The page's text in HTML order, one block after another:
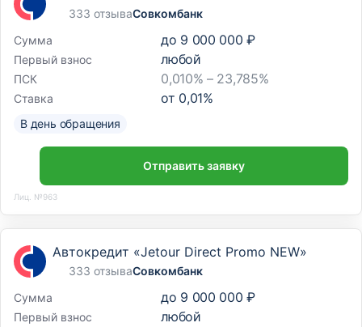
333 отзываСовкомбанк
Сумма
до 9 000 000 ₽
Первый взнос любой
ПСК 0,010% – 23,785%
Ставка от 0,01%
В день обращения
Отправить заявку
Лиц. №963
Автокредит «Jetour Direct Promo NEW»
333 отзываСовкомбанк
Сумма
до 9 000 000 ₽
Первый взнос любой